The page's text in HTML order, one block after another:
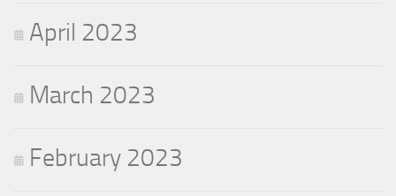
April 2023
March 2023
February 2023